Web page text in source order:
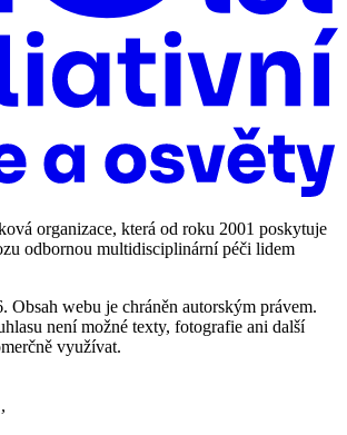
organizace, která od roku 2001 poskytuje
odbornou multidisciplinární péči lidem
Obsah webu je chráněn autorským právem.
není možné texty, fotografie ani další
využívat.